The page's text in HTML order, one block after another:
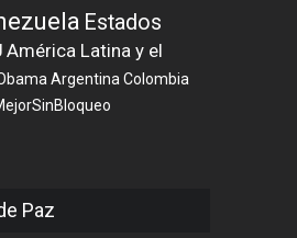
Estados
América Latina y el
ArgentinaColombia
Paz